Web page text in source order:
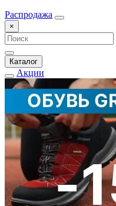
Распродажа
×
Каталог
Акции